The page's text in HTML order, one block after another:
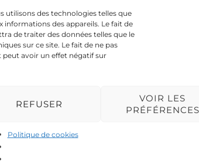
utilisons des technologies telles que
informations des appareils. Le fait de
de traiter des données telles que le
sur ce site. Le fait de ne pas
avoir un effet négatif sur
REFUSER
VOIR LES
PRÉFÉRENCES
Politique de cookies